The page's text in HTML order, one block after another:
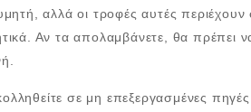
αλλά οι τροφές αυτές
Αν τα απολαμβάνετε, θα πρέπει
σε μη επεξεργασμένες